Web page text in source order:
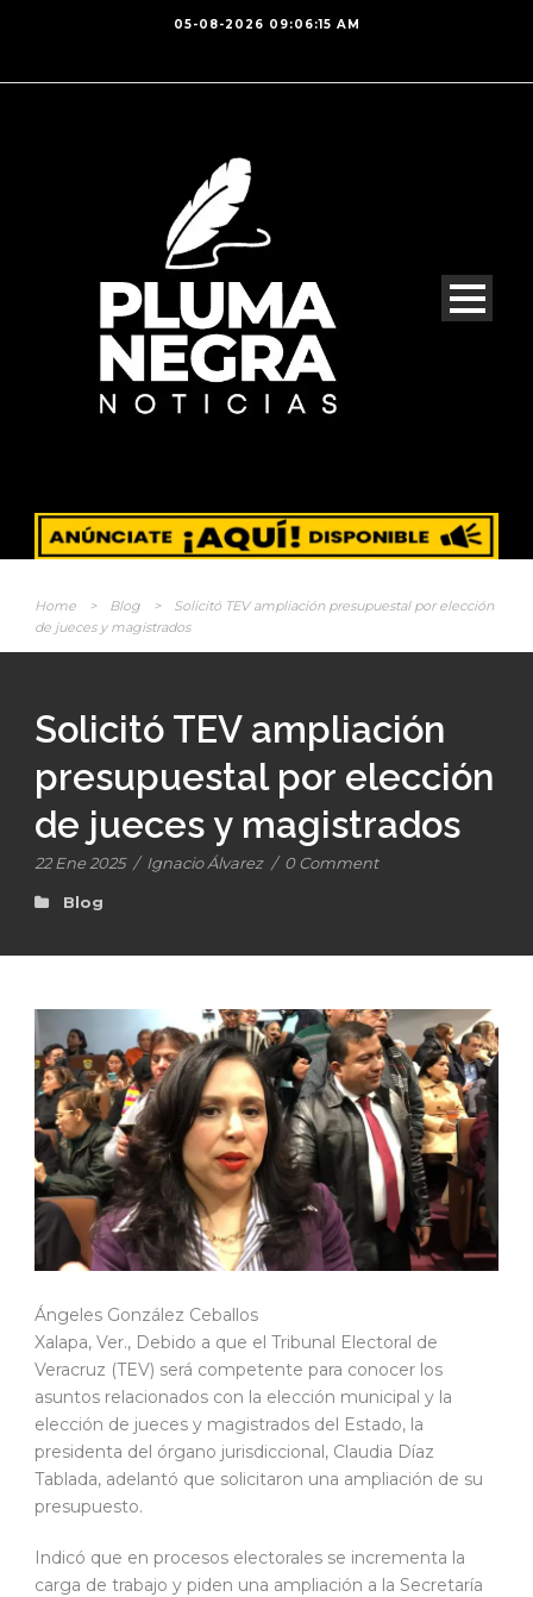
05-08-2026 09:06:15 AM
Home > Blog >
Solicitó TEV ampliación presupuestal por elección
de jueces y magistrados
Solicitó TEV ampliación
presupuestal por elección
de jueces y magistrados
22 Ene 2025 / Ignacio Álvarez / 0 Comment
Blog
Ángeles González Ceballos
Xalapa, Ver., Debido a que el Tribunal Electoral de
Veracruz (TEV) será competente para conocer los
asuntos relacionados con la elección municipal y la
elección de jueces y magistrados del Estado, la
presidenta del órgano jurisdiccional, Claudia Díaz
Tablada, adelantó que solicitaron una ampliación de su
presupuesto.
Indicó que en procesos electorales se incrementa la
carga de trabajo y piden una ampliación a la Secretaría